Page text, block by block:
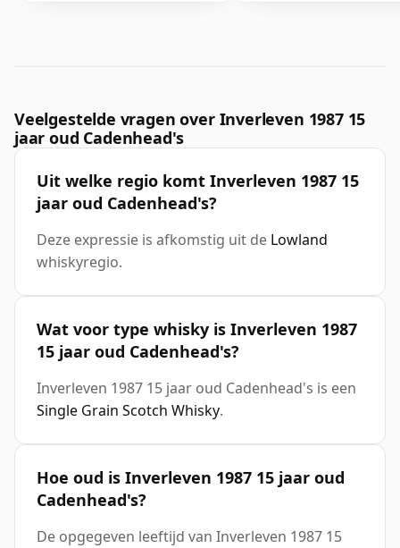
Veelgestelde vragen over Inverleven 1987 15
jaar oud Cadenhead's
Uit welke regio komt Inverleven 1987 15
jaar oud Cadenhead's?
Deze expressie is afkomstig uit de Lowland
whiskyregio.
Wat voor type whisky is Inverleven 1987
15 jaar oud Cadenhead's?
Inverleven 1987 15 jaar oud Cadenhead's is een
Single Grain Scotch Whisky.
Hoe oud is Inverleven 1987 15 jaar oud
Cadenhead's?
De opgegeven leeftijd van Inverleven 1987 15